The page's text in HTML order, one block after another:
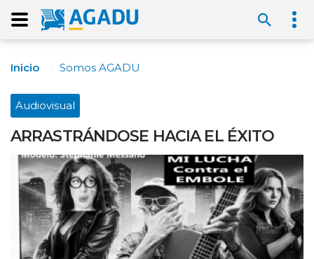
Inicio Somos AGADU
Audiovisual
ARRASTRÁNDOSE HACIA EL ÉXITO